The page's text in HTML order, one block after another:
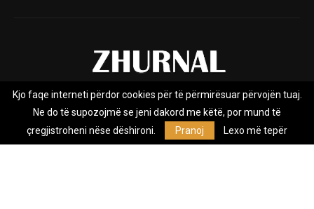
Rreth nesh Impresumi Marketing
Kontakt
Privacy Policy
Zhurnal.mk është Agjenci e Lajmeve e pavarur, e themeluar në vitin
Kjo faqe interneti përdor cookies për të përmirësuar përvojën tuaj.
Ne do të supozojmë se jeni dakord me këtë, por mund të
çregjistroheni nëse dëshironi.
Pranoj Lexo më tepër